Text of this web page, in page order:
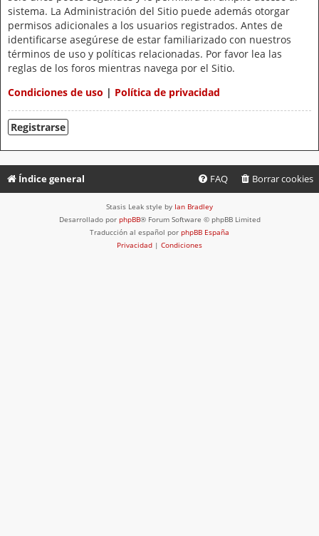
sistema. La Administración del Sitio puede además otorgar
permisos adicionales a los usuarios registrados. Antes de
identificarse asegúrese de estar familiarizado con nuestros
términos de uso y políticas relacionadas. Por favor lea las
reglas de los foros mientras navega por el Sitio.
Condiciones de uso | Política de privacidad
Registrarse
Índice general Borrar cookies
FAQ
Stasis Leak style by Ian Bradley
Desarrollado por phpBB® Forum Software © phpBB Limited
Traducción al español por phpBB España
Privacidad | Condiciones